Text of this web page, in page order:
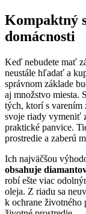
Kompaktný
domácnosti
Keď nebudete mať
neustále hľadať a
správnom základe
aj množstvo miesta.
tých, ktorí s varením
svoje riady vymeniť
praktické panvice.
prostredie a zaberú
Ich najväčšou
obsahuje
robí ešte viac
oleja. Z riadu sa
k ochrane životného